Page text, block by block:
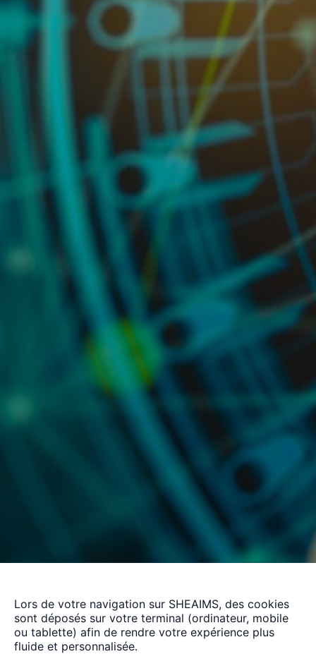
Lors de votre navigation sur SHEAIMS, des cookies
sont déposés sur votre terminal (ordinateur, mobile
ou tablette) afin de rendre votre expérience plus
fluide et personnalisée.